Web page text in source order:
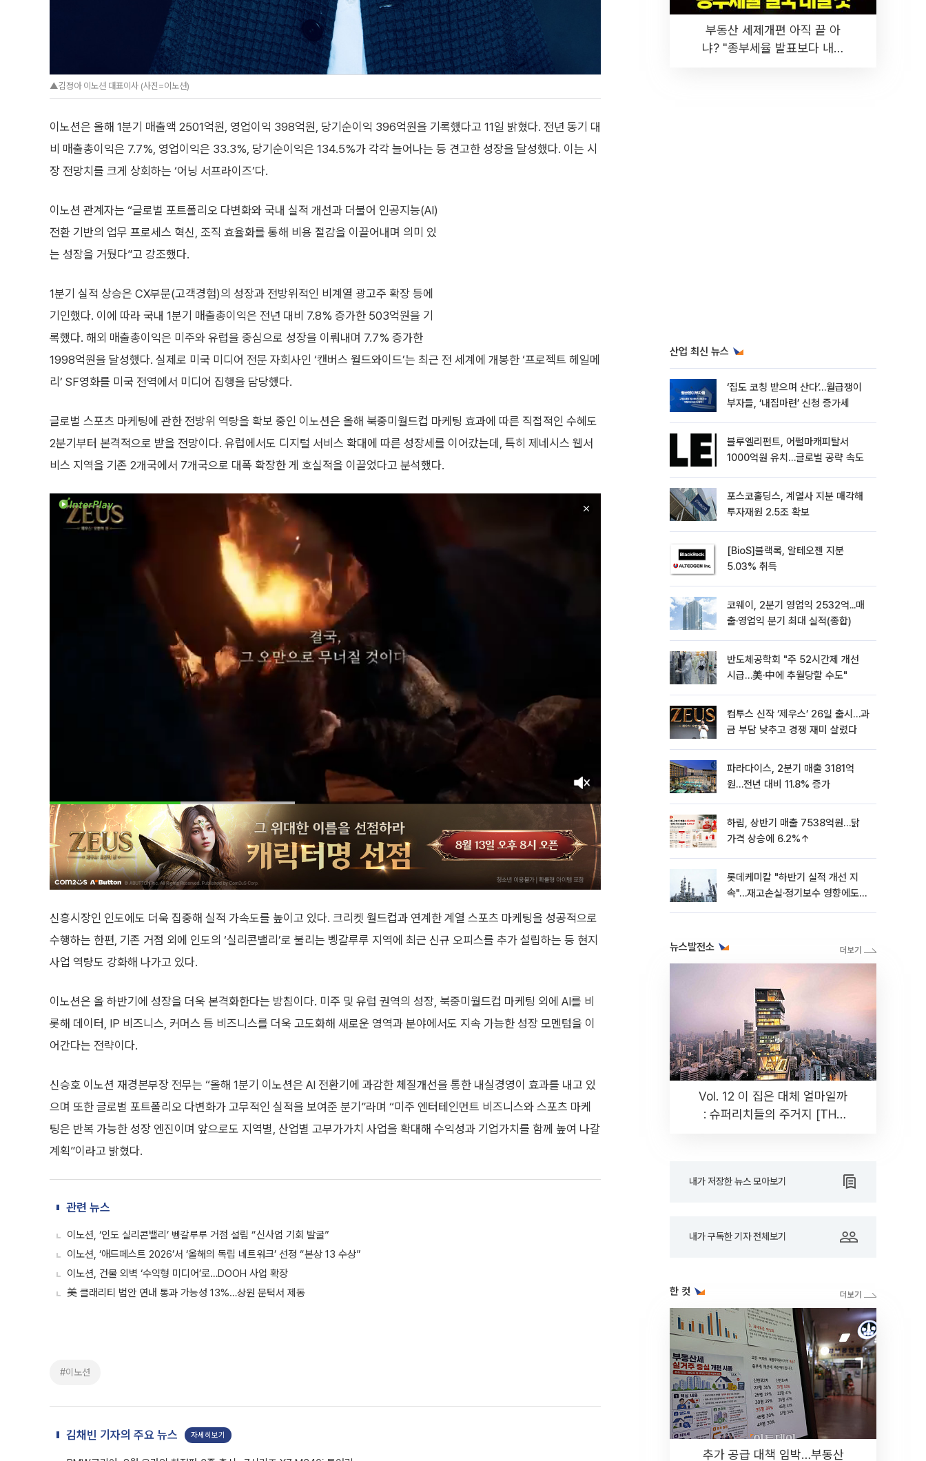
▲김정아 이노션 대표이사 (사진=이노션)
이노션은 올해 1분기 매출액 2501억원, 영업이익 398억원, 당기순이익 396억원을 기록했다고 11일 밝혔다. 전년 동기 대
비 매출총이익은 7.7%, 영업이익은 33.3%, 당기순이익은 134.5%가 각각 늘어나는 등 견고한 성장을 달성했다. 이는 시
장 전망치를 크게 상회하는 ‘어닝 서프라이즈’다.
이노션 관계자는 “글로벌 포트폴리오 다변화와 국내 실적 개선과 더불어 인공지능(AI)
전환 기반의 업무 프로세스 혁신, 조직 효율화를 통해 비용 절감을 이끌어내며 의미 있
는 성장을 거뒀다”고 강조했다.
1분기 실적 상승은 CX부문(고객경험)의 성장과 전방위적인 비계열 광고주 확장 등에
기인했다. 이에 따라 국내 1분기 매출총이익은 전년 대비 7.8% 증가한 503억원을 기
록했다. 해외 매출총이익은 미주와 유럽을 중심으로 성장을 이뤄내며 7.7% 증가한
1998억원을 달성했다. 실제로 미국 미디어 전문 자회사인 ‘캔버스 월드와이드’는 최근 전 세계에 개봉한 ‘프로젝트 헤일메
리’ SF영화를 미국 전역에서 미디어 집행을 담당했다.
글로벌 스포츠 마케팅에 관한 전방위 역량을 확보 중인 이노션은 올해 북중미월드컵 마케팅 효과에 따른 직접적인 수혜도
2분기부터 본격적으로 받을 전망이다. 유럽에서도 디지털 서비스 확대에 따른 성장세를 이어갔는데, 특히 제네시스 웹서
비스 지역을 기존 2개국에서 7개국으로 대폭 확장한 게 호실적을 이끌었다고 분석했다.
신흥시장인 인도에도 더욱 집중해 실적 가속도를 높이고 있다. 크리켓 월드컵과 연계한 계열 스포츠 마케팅을 성공적으로
수행하는 한편, 기존 거점 외에 인도의 ‘실리콘밸리’로 불리는 벵갈루루 지역에 최근 신규 오피스를 추가 설립하는 등 현지
사업 역량도 강화해 나가고 있다.
이노션은 올 하반기에 성장을 더욱 본격화한다는 방침이다. 미주 및 유럽 권역의 성장, 북중미월드컵 마케팅 외에 AI를 비
롯해 데이터, IP 비즈니스, 커머스 등 비즈니스를 더욱 고도화해 새로운 영역과 분야에서도 지속 가능한 성장 모멘텀을 이
어간다는 전략이다.
신승호 이노션 재경본부장 전무는 “올해 1분기 이노션은 AI 전환기에 과감한 체질개선을 통한 내실경영이 효과를 내고 있
으며 또한 글로벌 포트폴리오 다변화가 고무적인 실적을 보여준 분기”라며 “미주 엔터테인먼트 비즈니스와 스포츠 마케
팅은 반복 가능한 성장 엔진이며 앞으로도 지역별, 산업별 고부가가치 사업을 확대해 수익성과 기업가치를 함께 높여 나갈
계획”이라고 밝혔다.
관련 뉴스
이노션, ‘인도 실리콘밸리’ 벵갈루루 거점 설립 “신사업 기회 발굴”
이노션, ‘애드페스트 2026’서 ‘올해의 독립 네트워크’ 선정 “본상 13 수상”
이노션, 건물 외벽 ‘수익형 미디어’로…DOOH 사업 확장
美 클래리티 법안 연내 통과 가능성 13%…상원 문턱서 제동
#이노션
김채빈 기자의 주요 뉴스 자세히보기
부동산 세제개편 아직 끝 아
냐? "종부세율 발표보다 내릴
산업 최신 뉴스
‘집도 코칭 받으며 산다’…월급쟁이
부자들, ‘내집마련’ 신청 증가세
블루엘리펀트, 어펄마캐피탈서
1000억원 유치…글로벌 공략 속도
포스코홀딩스, 계열사 지분 매각해
투자재원 2.5조 확보
[BioS]블랙록, 알테오젠 지분
5.03% 취득
코웨이, 2분기 영업익 2532억...매
출·영업익 분기 최대 실적(종합)
반도체공학회 "주 52시간제 개선
시급…美·中에 추월당할 수도"
컴투스 신작 ‘제우스’ 26일 출시…과
금 부담 낮추고 경쟁 재미 살렸다
파라다이스, 2분기 매출 3181억
원…전년 대비 11.8% 증가
하림, 상반기 매출 7538억원…닭
가격 상승에 6.2%↑
롯데케미칼 "하반기 실적 개선 지
속"…재고손실·정기보수 영향에도
뉴스발전소
Vol. 12 이 집은 대체 얼마일까
: 슈퍼리치들의 주거지 [THE
내가 저장한 뉴스 모아보기
내가 구독한 기자 전체보기
한 컷
추가 공급 대책 임박…부동산